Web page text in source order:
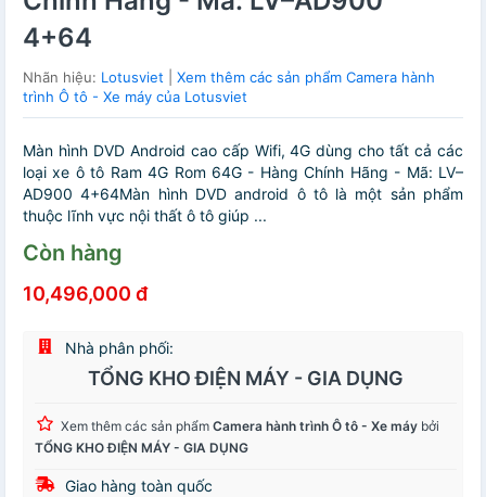
4+64
Nhãn hiệu: Lotusviet
Xem thêm các sản phẩm Camera hành
trình Ô tô - Xe máy của Lotusviet
Màn hình DVD Android cao cấp Wifi, 4G dùng cho tất cả các
loại xe ô tô Ram 4G Rom 64G - Hàng Chính Hãng - Mã: LV–
AD900 4+64Màn hình DVD android ô tô là một sản phẩm
thuộc lĩnh vực nội thất ô tô giúp ...
Còn hàng
10,496,000 đ
Nhà phân phối:
TỔNG KHO ĐIỆN MÁY - GIA DỤNG
Xem thêm các sản phẩm Camera hành trình Ô tô - Xe máy bởi
TỔNG KHO ĐIỆN MÁY - GIA DỤNG
Giao hàng toàn quốc